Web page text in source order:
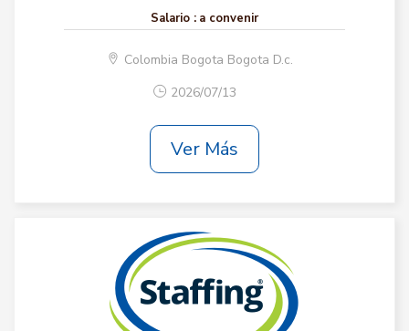
Salario : a convenir
Colombia Bogota Bogota D.c.
2026/07/13
Ver Más